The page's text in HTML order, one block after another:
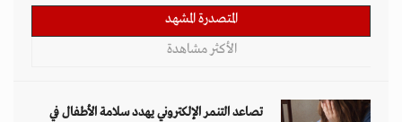
المتصدرة المشهد
الأكثر مشاهدة
تصاعد التنمر الإلكتروني يهدد سلامة الأطفال في